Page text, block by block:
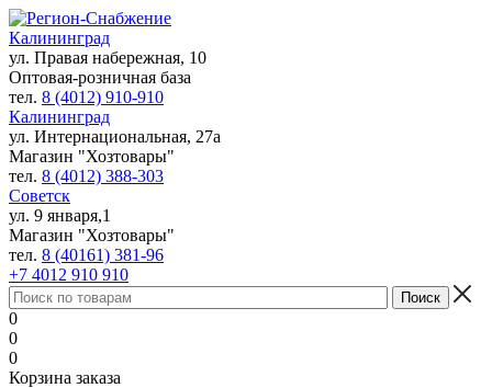
Калининград
ул. Правая набережная, 10
Оптовая-розничная база
тел. 8 (4012) 910-910
Калининград
ул. Интернациональная, 27а
Магазин "Хозтовары"
тел. 8 (4012) 388-303
Советск
ул. 9 января,1
Магазин "Хозтовары"
тел. 8 (40161) 381-96
+7 4012 910 910
0
0
0
Корзина заказа